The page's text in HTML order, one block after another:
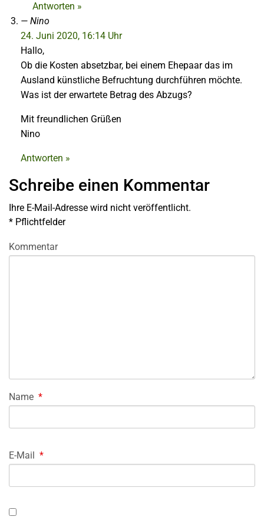
Antworten »
Nino
24. Juni 2020, 16:14 Uhr
Hallo,
Ob die Kosten absetzbar, bei einem Ehepaar das im
Ausland künstliche Befruchtung durchführen möchte.
Was ist der erwartete Betrag des Abzugs?
Mit freundlichen Grüßen
Nino
Antworten »
Schreibe einen Kommentar
Ihre E-Mail-Adresse wird nicht veröffentlicht.
* Pflichtfelder
Kommentar
Name *
E-Mail *